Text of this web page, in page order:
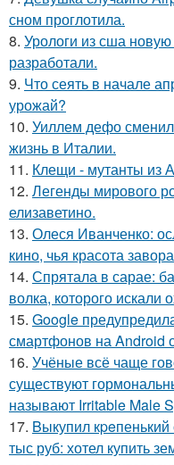
сном проглотила.
8. Урологи из сша
разработали.
9. Что сеять в начале
урожай?
10. Уиллем дефо
жизнь в Италии.
11. Клещи - мутанты из
12. Легенды мирового
елизаветино.
13. Олеся Иванченко:
кино, чья красота
14. Спрятала в сарае:
волка, которого искали
15. Google
смартфонов на Android
16. Учёные всё чаще
существуют
называют Irritable Male
17. Bыкупил
тыс руб: хотел купить